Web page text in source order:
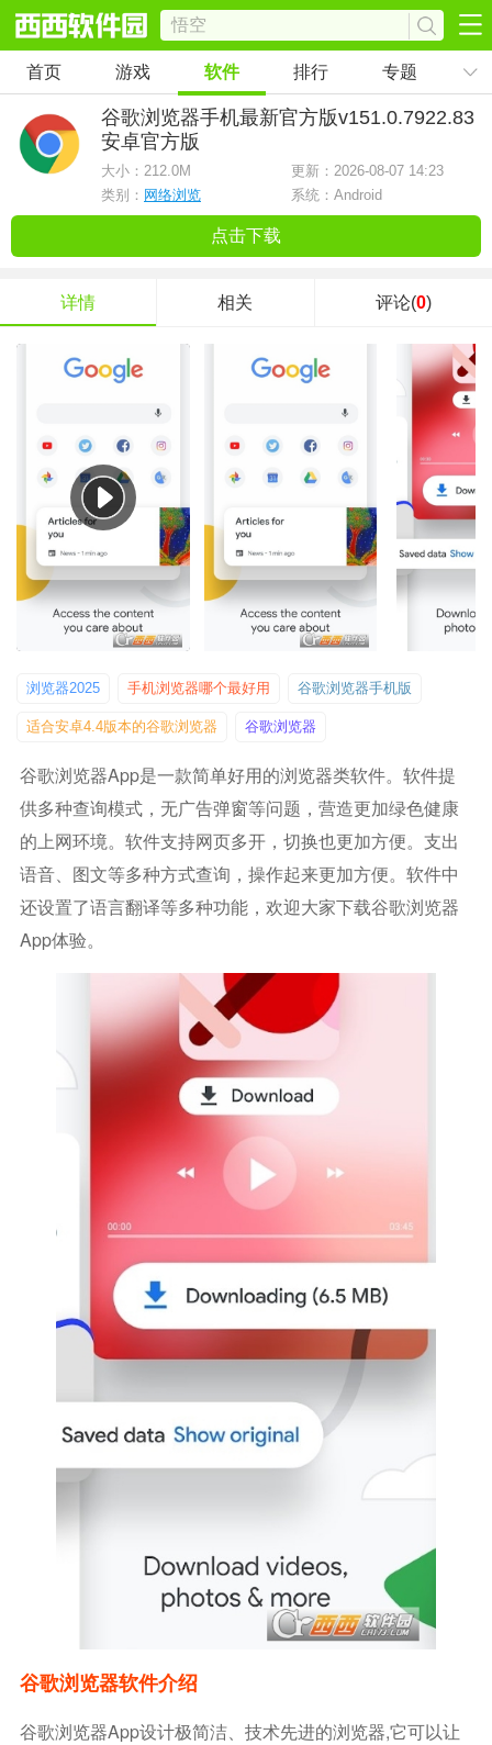
首页 游戏 软件 排行 专题
谷歌浏览器手机最新官方版v151.0.7922.83
安卓官方版
大小： 212.0M
更新：2026-08-07 14:23
类别： 网络浏览 系统：Android
点击下载
详情 相关 评论(0)
浏览器2025 手机浏览器哪个最好用 谷歌浏览器手机版
适合安卓4.4版本的谷歌浏览器 谷歌浏览器
谷歌浏览器app是一款简单好用的浏览器类软件。软件提
供多种查询模式，无广告弹窗等问题，营造更加绿色健康
的上网环境。软件支持网页多开，切换也更加方便。支出
语音、图文等多种方式查询，操作起来更加方便。软件中
还设置了语言翻译等多种功能，欢迎大家下载谷歌浏览器
App体验。
谷歌浏览器软件介绍
谷歌浏览器app设计极简洁、技术先进的浏览器,它可以让